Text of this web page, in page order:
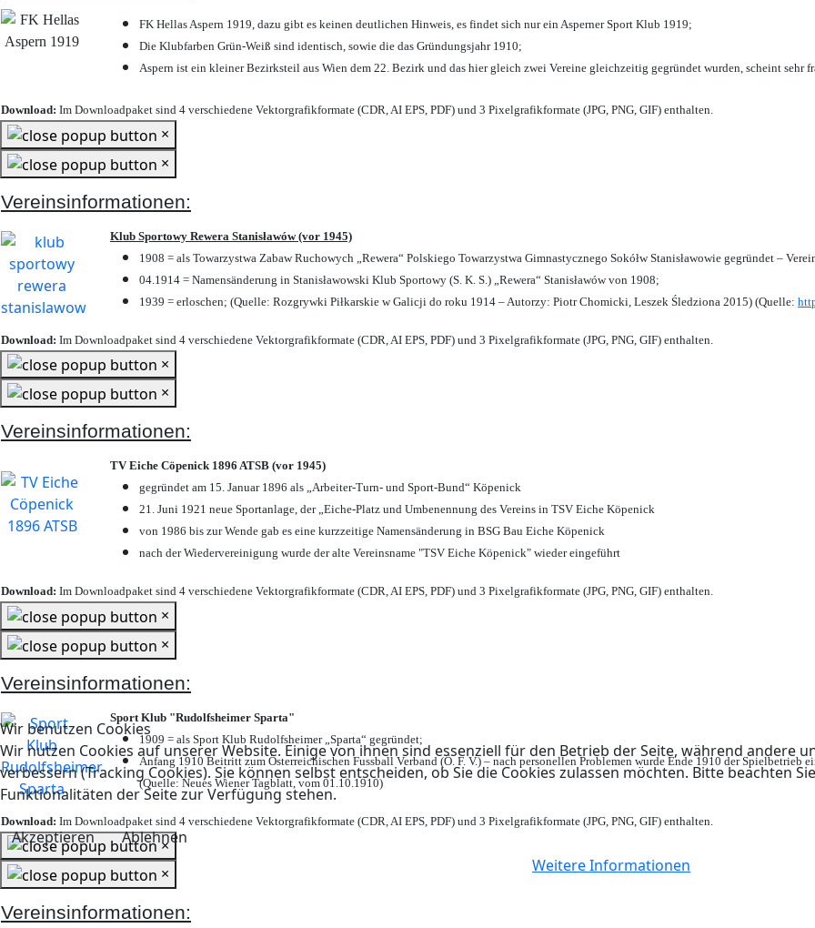
Wir benutzen Cookies
Wir nutzen Cookies auf unserer Website. Einige von ihnen sind essenziell für den Betrieb der Seite, während andere
verbessern (Tracking Cookies). Sie können selbst entscheiden, ob Sie die Cookies zulassen möchten. Bitte beachten
Funktionalitäten der Seite zur Verfügung stehen.
Akzeptieren
Ablehnen
Weitere Informationen
FK Hellas Aspern 1919, dazu gibt es keinen deutlichen Hinweis, es findet sich nur ein Asperner Sport Klub 1919;
Die Klubfarben Grün-Weiß sind identisch, sowie die das Gründungsjahr 1910;
Aspern ist ein kleiner Bezirksteil aus Wien dem 22. Bezirk und das hier gleich zwei Vereine gleichzeitig gegründet wurden, scheint sehr
Download: Im Downloadpaket sind 4 verschiedene Vektorgrafikformate (CDR, AI EPS, PDF) und 3 Pixelgrafikformate (JPG, PNG, GIF) enthalten.
×
×
Vereinsinformationen:
Klub Sportowy Rewera Stanisławów (vor 1945)
1908 = als Towarzystwa Zabaw Ruchowych „Rewera“ Polskiego Towarzystwa Gimnastycznego Sokółw Stanisławowie gegründet –
04.1914 = Namensänderung in Stanisławowski Klub Sportowy (S. K. S.) „Rewera“ Stanisławów von 1908;
1939 = erloschen; (Quelle: Rozgrywki Piłkarskie w Galicji do roku 1914 – Autorzy: Piotr Chomicki, Leszek Śledziona 2015) (Quelle:
Download: Im Downloadpaket sind 4 verschiedene Vektorgrafikformate (CDR, AI EPS, PDF) und 3 Pixelgrafikformate (JPG, PNG, GIF) enthalten.
×
×
Vereinsinformationen:
TV Eiche Cöpenick 1896 ATSB (vor 1945)
gegründet am 15. Januar 1896 als „Arbeiter-Turn- und Sport-Bund“ Köpenick
21. Juni 1921 neue Sportanlage, der „Eiche-Platz und Umbenennung des Vereins in TSV Eiche Köpenick
von 1986 bis zur Wende gab es eine kurzzeitige Namensänderung in BSG Bau Eiche Köpenick
nach der Wiedervereinigung wurde der alte Vereinsname "TSV Eiche Köpenick" wieder eingeführt
Download: Im Downloadpaket sind 4 verschiedene Vektorgrafikformate (CDR, AI EPS, PDF) und 3 Pixelgrafikformate (JPG, PNG, GIF) enthalten.
×
×
Vereinsinformationen:
Sport Klub "Rudolfsheimer Sparta"
1909 = als Sport Klub Rudolfsheimer „Sparta“ gegründet;
Anfang 1910 Beitritt zum Österreichischen Fussball Verband (Ö. F. V.) – nach personellen Problemen wurde Ende 1910 der
(Quelle: Neues Wiener Tagblatt, vom 01.10.1910)
Download: Im Downloadpaket sind 4 verschiedene Vektorgrafikformate (CDR, AI EPS, PDF) und 3 Pixelgrafikformate (JPG, PNG, GIF) enthalten.
×
×
Vereinsinformationen: